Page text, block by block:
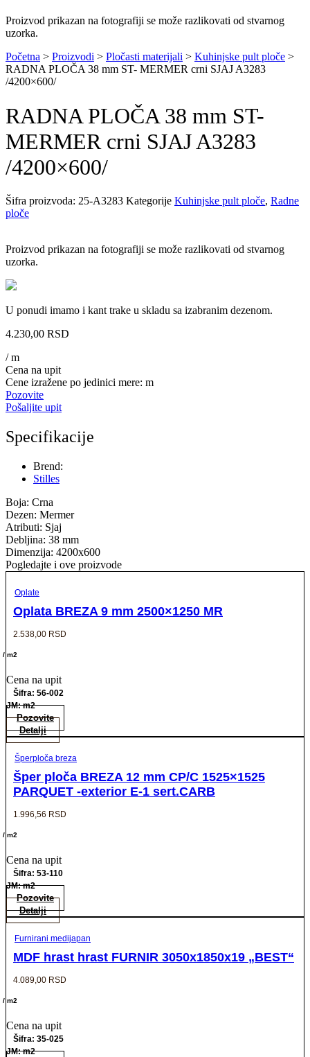
Proizvod prikazan na fotografiji se može razlikovati od stvarnog
uzorka.
Početna > Proizvodi > Pločasti materijali > Kuhinjske pult ploče >
RADNA PLOČA 38 mm ST- MERMER crni SJAJ A3283
/4200×600/
RADNA PLOČA 38 mm ST-
MERMER crni SJAJ A3283
/4200×600/
Šifra proizvoda: 25-A3283 Kategorije Kuhinjske pult ploče, Radne
ploče
Proizvod prikazan na fotografiji se može razlikovati od stvarnog
uzorka.
U ponudi imamo i kant trake u skladu sa izabranim dezenom.
4.230,00 RSD
/ m
Cena na upit
Cene izražene po jedinici mere: m
Pozovite
Pošaljite upit
Specifikacije
Brend:
Stilles
Boja: Crna
Dezen: Mermer
Atributi: Sjaj
Debljina: 38 mm
Dimenzija: 4200x600
Pogledajte i ove proizvode
Oplate
Oplata BREZA 9 mm 2500×1250 MR
2.538,00 RSD
/ m2
Cena na upit
Šifra: 56-002
JM: m2
Pozovite
Detalji
Šperploča breza
Šper ploča BREZA 12 mm CP/C 1525×1525
PARQUET -exterior E-1 sert.CARB
1.996,56 RSD
/ m2
Cena na upit
Šifra: 53-110
JM: m2
Pozovite
Detalji
Furnirani medijapan
MDF hrast hrast FURNIR 3050x1850x19 „BEST“
4.089,00 RSD
/ m2
Cena na upit
Šifra: 35-025
JM: m2